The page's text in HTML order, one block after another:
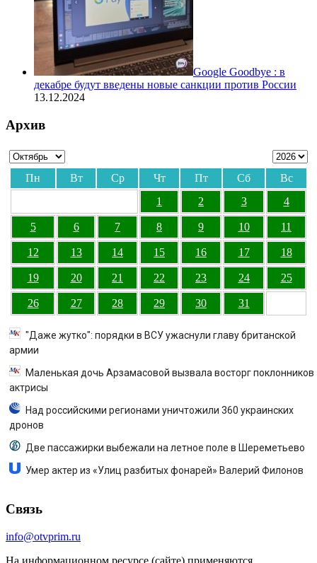
Google Goodbye : в
декабре будут введены новые санкции против России
13.12.2024
Архив
Пн Вт Ср Чт Пт Сб
Вс
1
2 3 4
5 6 7 8 9 10 11
12 13 14 15 16 17 18
19 20 21 22 23 24 25
26 27 28 29 30 31
"Даже жутко": порядки в ВСУ ужаснули главу британской
армии
Маленькая дочь Арзамасовой вызвала восторг поклонников
актрисы
Над российскими регионами уничтожили 360 украинских
дронов
Две пассажирки выбежали на летное поле в Шереметьево
Умер актер из «Улиц разбитых фонарей» Валерий Филонов
Связь
info@otvprim.ru